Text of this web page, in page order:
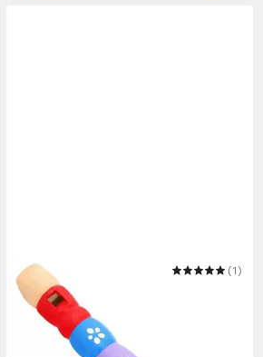
KEEPDRUM
Blockflöte keepdrum Kinder-Flöte
aus Holz Lila
(1)
13,90 €
in 3-4 Werktagen bei dir